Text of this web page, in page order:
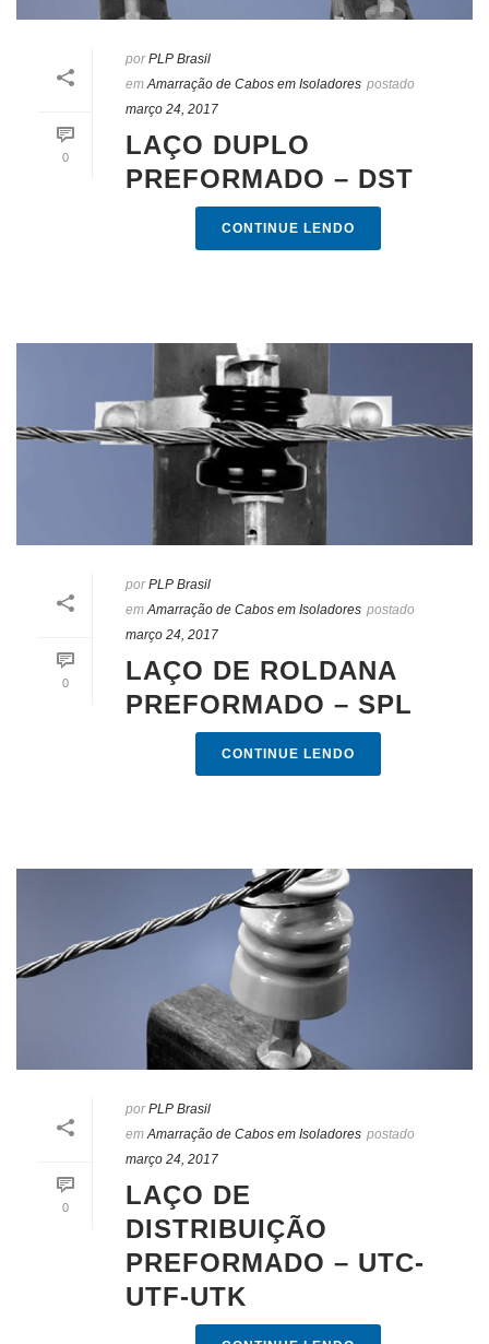
0
porPLP Brasil
em Amarração de Cabos em Isoladores postado
março 24, 2017
LAÇO DUPLO
PREFORMADO – DST
CONTINUE LENDO
0
porPLP Brasil
em Amarração de Cabos em Isoladores postado
março 24, 2017
LAÇO DE ROLDANA
PREFORMADO – SPL
CONTINUE LENDO
0
porPLP Brasil
em Amarração de Cabos em Isoladores postado
março 24, 2017
LAÇO DE
DISTRIBUIÇÃO
PREFORMADO – UTC-
UTF-UTK